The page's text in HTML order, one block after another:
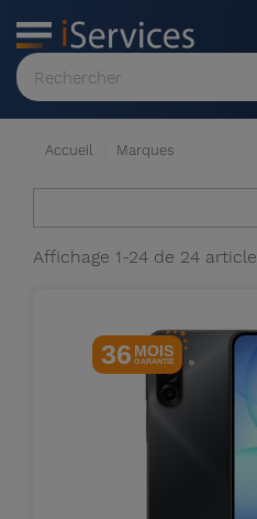
MENU
Voir
tout
Accueil Marques
Affichage 1-24 de 24
36 MOIS
GARANTIE